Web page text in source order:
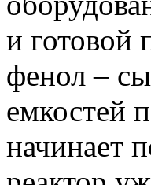
и готовой
фенол –
емкостей
начинает